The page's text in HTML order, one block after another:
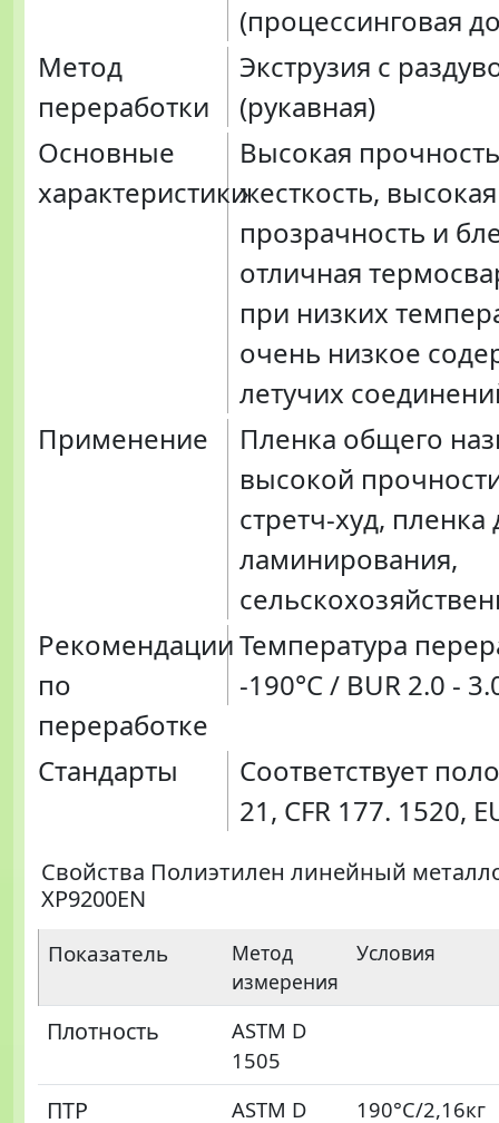
(процессинговая
Метод
переработки
Экструзия с
(рукавная)
Основные
характеристики
Высокая
жесткость, высокая
прозрачность и
отличная
при низких
очень низкое
летучих
Применение
Пленка общего
высокой
стретч-худ, пленка
ламинирования,
Рекомендации
по
переработке
Температура
-190°C / BUR 2.0 -
Стандарты
Соответствует
21, CFR 177. 1520,
Свойства Полиэтилен линейный
XP9200EN
Показатель
Метод
измерения
Условия
Плотность
ASTM D
1505
ПТР
ASTM D
190°C/2,16кг